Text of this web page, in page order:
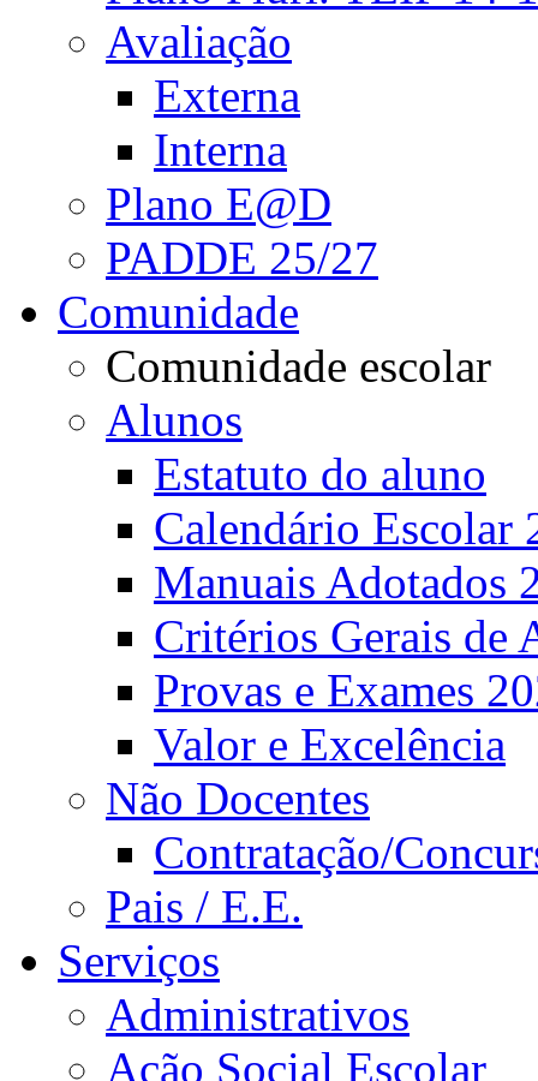
Avaliação
Externa
Interna
Plano E@D
PADDE 25/27
Comunidade
Comunidade escolar
Alunos
Estatuto do aluno
Calendário Escolar
Manuais Adotados
Critérios Gerais de
Provas e Exames
Valor e Excelência
Não Docentes
Contratação/
Pais / E.E.
Serviços
Administrativos
Ação Social Escolar